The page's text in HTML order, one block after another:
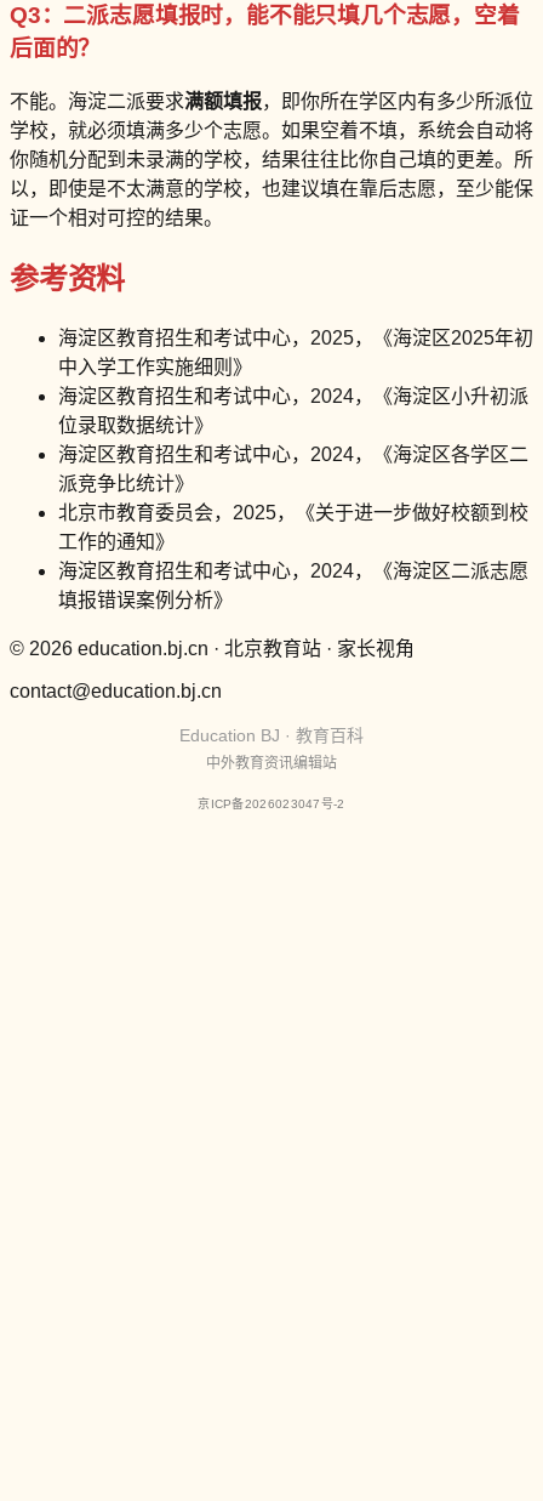
Q3：二派志愿填报时，能不能只填几个志愿，空着
后面的？
不能。海淀二派要求满额填报，即你所在学区内有多少所派位
学校，就必须填满多少个志愿。如果空着不填，系统会自动将
你随机分配到未录满的学校，结果往往比你自己填的更差。所
以，即使是不太满意的学校，也建议填在靠后志愿，至少能保
证一个相对可控的结果。
参考资料
海淀区教育招生和考试中心，2025，《海淀区2025年初
中入学工作实施细则》
海淀区教育招生和考试中心，2024，《海淀区小升初派
位录取数据统计》
海淀区教育招生和考试中心，2024，《海淀区各学区二
派竞争比统计》
北京市教育委员会，2025，《关于进一步做好校额到校
工作的通知》
海淀区教育招生和考试中心，2024，《海淀区二派志愿
填报错误案例分析》
© 2026 education.bj.cn · 北京教育站 · 家长视角
contact@education.bj.cn
Education BJ · 教育百科
中外教育资讯编辑站
京ICP备2026023047号-2